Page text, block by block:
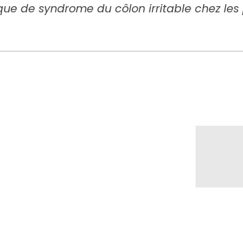
de syndrome du côlon irritable chez